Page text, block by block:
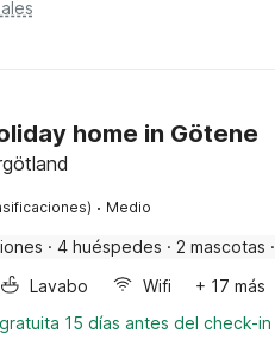
home in Götene
· Medio
· 4 huéspedes · 2 mascotas ·
Lavabo Wifi
+ 17 más
15 días antes del check-in